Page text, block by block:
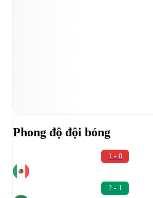
Phong độ đội bóng
1 - 0
2 - 1